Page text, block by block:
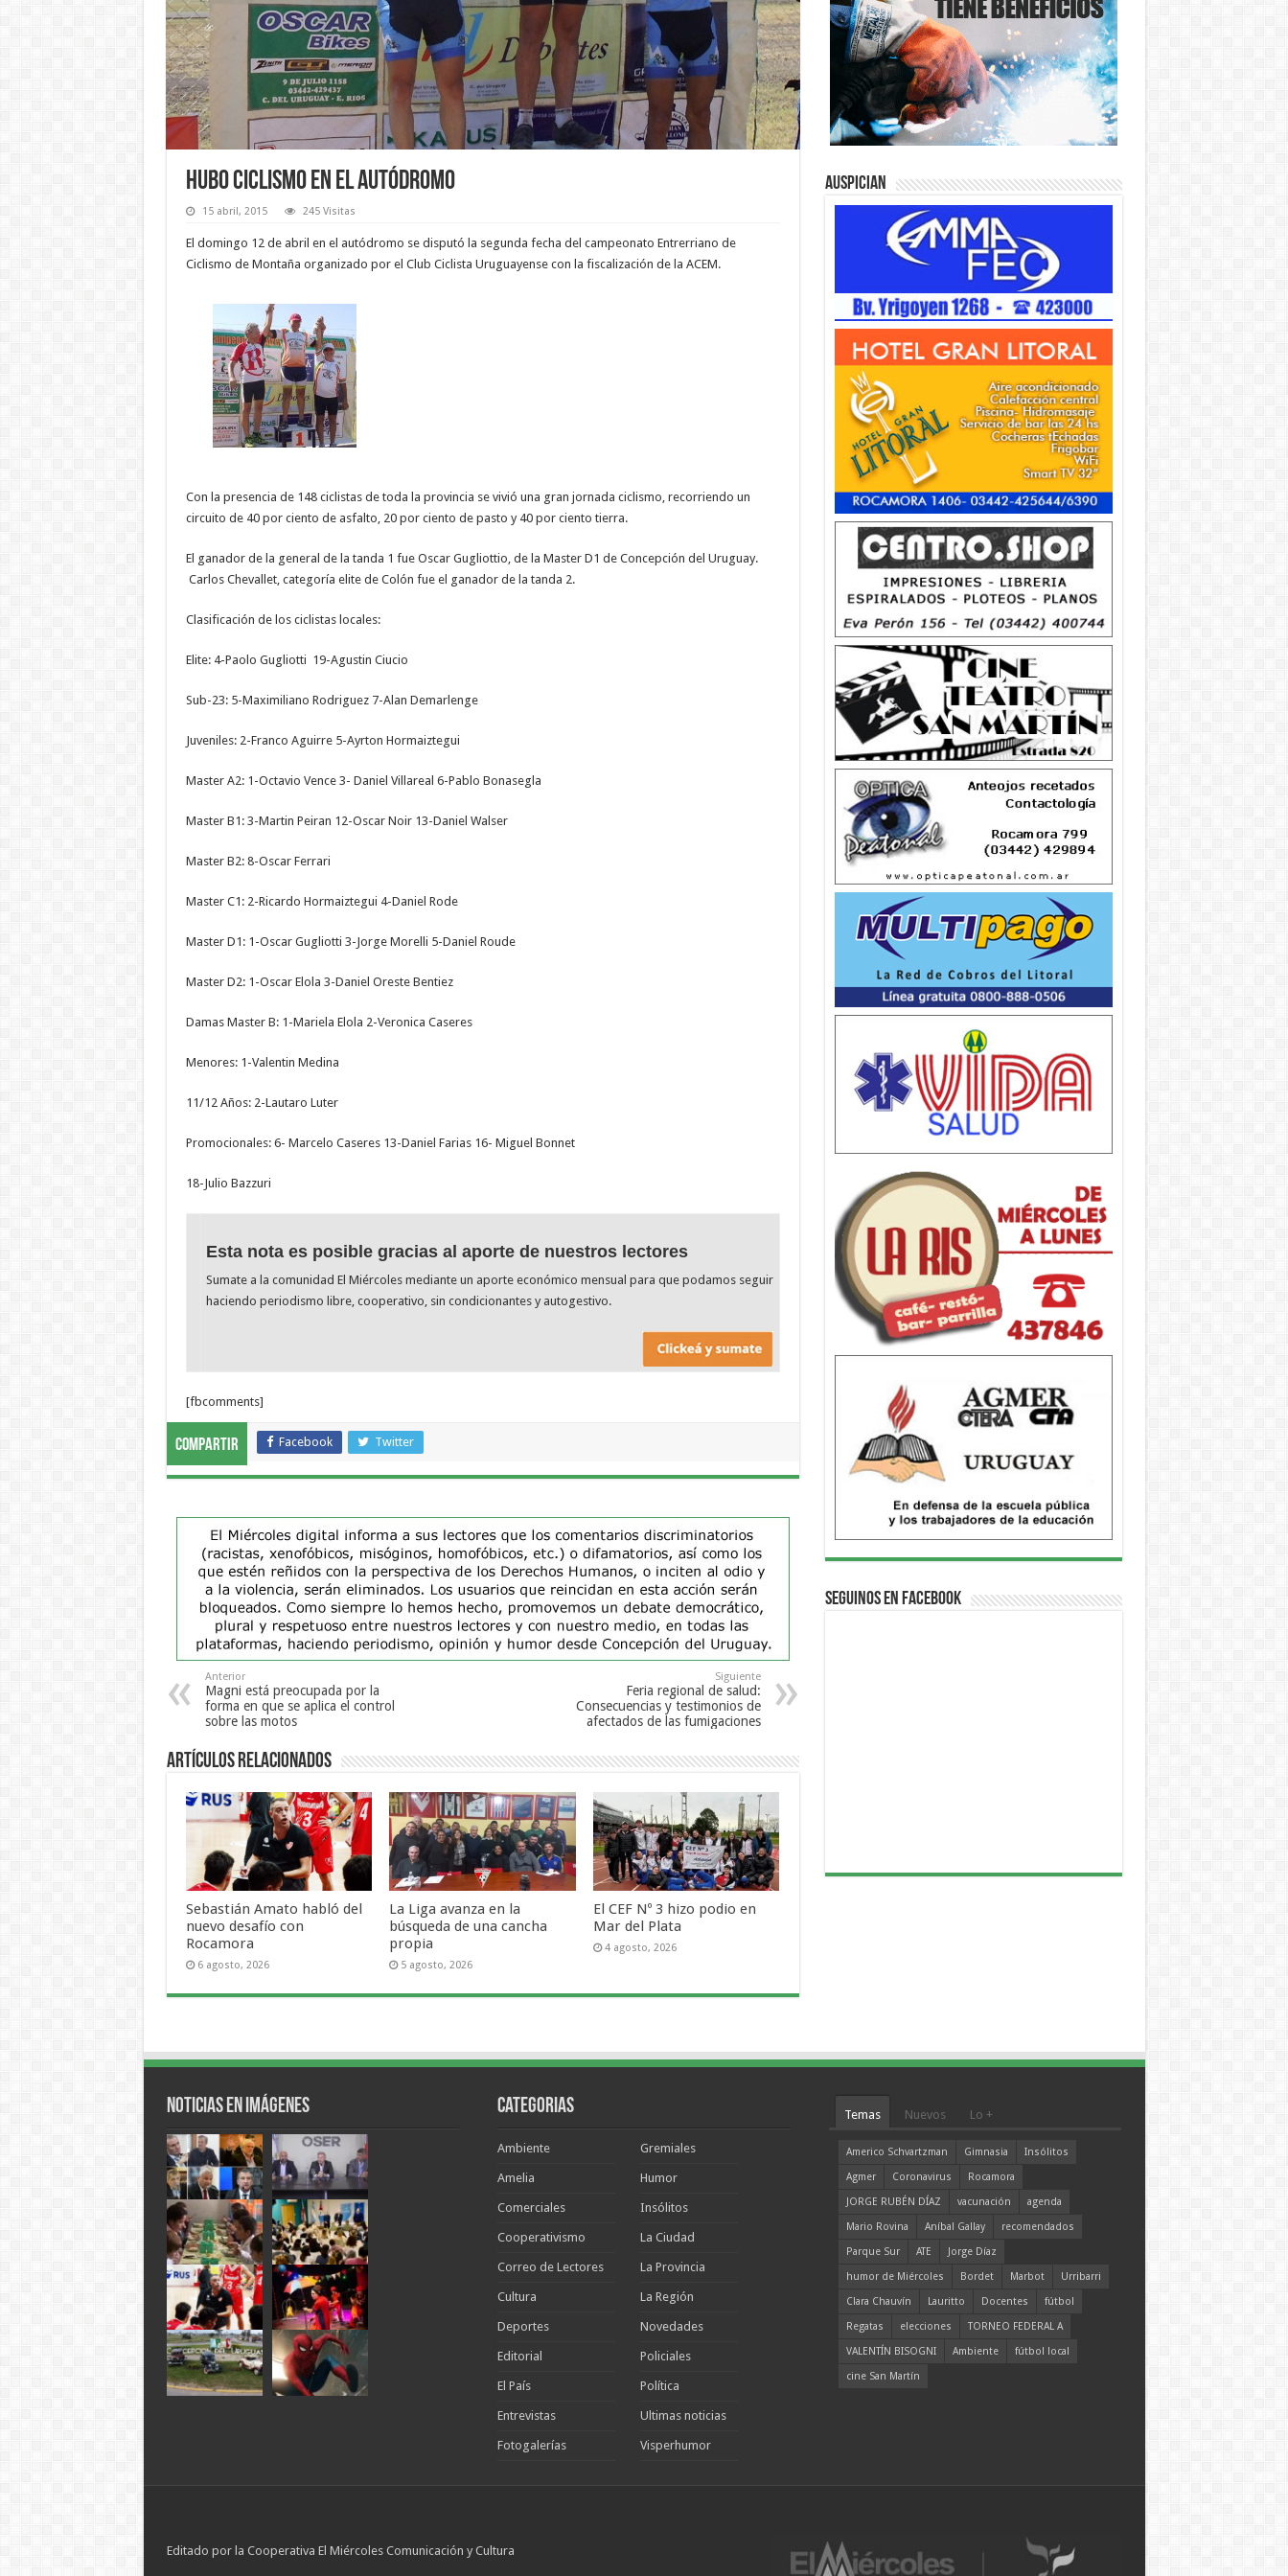
Hubo ciclismo en el autódromo
15 abril, 2015 245 Visitas
El domingo 12 de abril en el autódromo se disputó la segunda fecha del campeonato Entrerriano de
Ciclismo de Montaña organizado por el Club Ciclista Uruguayense con la fiscalización de la ACEM.
Con la presencia de 148 ciclistas de toda la provincia se vivió una gran jornada ciclismo, recorriendo un
circuito de 40 por ciento de asfalto, 20 por ciento de pasto y 40 por ciento tierra.
El ganador de la general de la tanda 1 fue Oscar Gugliottio, de la Master D1 de Concepción del Uruguay.
Carlos Chevallet, categoría elite de Colón fue el ganador de la tanda 2.
Clasificación de los ciclistas locales:
Elite: 4-Paolo Gugliotti 19-Agustin Ciucio
Sub-23: 5-Maximiliano Rodriguez 7-Alan Demarlenge
Juveniles: 2-Franco Aguirre 5-Ayrton Hormaiztegui
Master A2: 1-Octavio Vence 3- Daniel Villareal 6-Pablo Bonasegla
Master B1: 3-Martin Peiran 12-Oscar Noir 13-Daniel Walser
Master B2: 8-Oscar Ferrari
Master C1: 2-Ricardo Hormaiztegui 4-Daniel Rode
Master D1: 1-Oscar Gugliotti 3-Jorge Morelli 5-Daniel Roude
Master D2: 1-Oscar Elola 3-Daniel Oreste Bentiez
Damas Master B: 1-Mariela Elola 2-Veronica Caseres
Menores: 1-Valentin Medina
11/12 Años: 2-Lautaro Luter
Promocionales: 6- Marcelo Caseres 13-Daniel Farias 16- Miguel Bonnet
18-Julio Bazzuri
Esta nota es posible gracias al aporte de nuestros lectores
Sumate a la comunidad El Miércoles mediante un aporte económico mensual para que podamos seguir
haciendo periodismo libre, cooperativo, sin condicionantes y autogestivo.
[fbcomments]
Compartir Facebook Twitter
Anterior
Magni está preocupada por la
forma en que se aplica el control
sobre las motos
Siguiente
Feria regional de salud:
Consecuencias y testimonios de
afectados de las fumigaciones
Artículos Relacionados
Sebastián Amato habló del
nuevo desafío con
Rocamora
6 agosto, 2026
La Liga avanza en la
búsqueda de una cancha
propia
5 agosto, 2026
El CEF Nº 3 hizo podio en
Mar del Plata
4 agosto, 2026
Auspician
Seguinos en Facebook
Noticias en Imágenes Categorias
Ambiente
Amelia
Comerciales
Cooperativismo
Correo de Lectores
Cultura
Deportes
Editorial
El País
Entrevistas
Fotogalerías
Gremiales
Humor
Insólitos
La Ciudad
La Provincia
La Región
Novedades
Policiales
Política
Ultimas noticias
Visperhumor
Temas Nuevos Lo +
Americo Schvartzman Gimnasia
Insólitos
Agmer
Coronavirus
Rocamora
JORGE RUBÉN DÍAZ
vacunación
agenda
Mario Rovina
Aníbal Gallay
recomendados
Parque Sur
ATE
Jorge Díaz
humor de Miércoles
Bordet Marbot
Urribarri
Clara Chauvín
Lauritto Docentes
fútbol
Regatas
elecciones
TORNEO FEDERAL A
VALENTÍN BISOGNI
Ambiente
fútbol local
cine San Martín
Editado por la Cooperativa El Miércoles Comunicación y Cultura